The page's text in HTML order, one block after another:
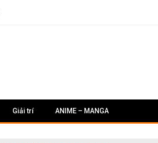
Giải trí ANIME – MANGA